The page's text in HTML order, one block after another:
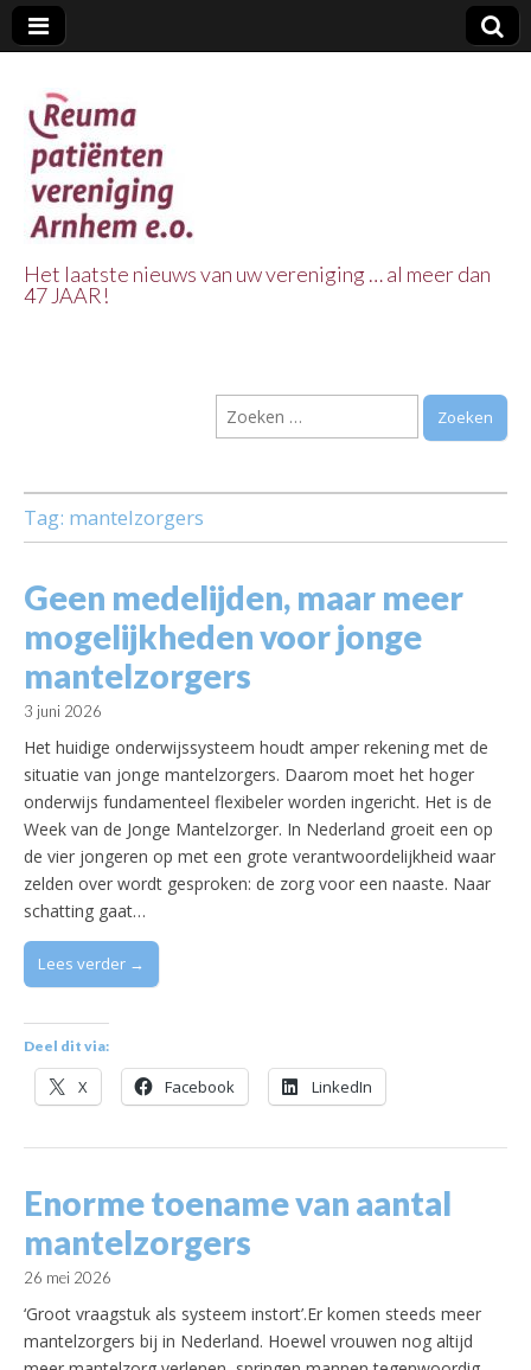
Vereniging
Arnhem e.o.
Het laatste nieuws van uw vereniging … al meer dan
47 JAAR!
Zoeken
naar:
Tag: mantelzorgers
Geen medelijden, maar meer
mogelijkheden voor jonge
mantelzorgers
3 juni 2026
Het huidige onderwijssysteem houdt amper rekening met de
situatie van jonge mantelzorgers. Daarom moet het hoger
onderwijs fundamenteel flexibeler worden ingericht. Het is de
Week van de Jonge Mantelzorger. In Nederland groeit een op
de vier jongeren op met een grote verantwoordelijkheid waar
zelden over wordt gesproken: de zorg voor een naaste. Naar
schatting gaat…
Lees verder →
Deel dit via:
X Facebook LinkedIn
Enorme toename van aantal
mantelzorgers
26 mei 2026
‘Groot vraagstuk als systeem instort’.Er komen steeds meer
mantelzorgers bij in Nederland. Hoewel vrouwen nog altijd